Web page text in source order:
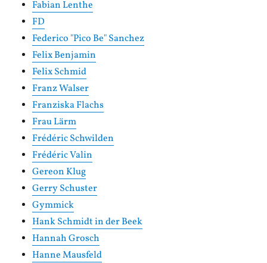
Fabian Lenthe
FD
Federico "Pico Be" Sanchez
Felix Benjamin
Felix Schmid
Franz Walser
Franziska Flachs
Frau Lärm
Frédéric Schwilden
Frédéric Valin
Gereon Klug
Gerry Schuster
Gymmick
Hank Schmidt in der Beek
Hannah Grosch
Hanne Mausfeld